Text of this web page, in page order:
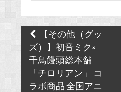
Post
navigation
【その他（グッ
ズ）】初音ミク×
千鳥饅頭総本舗
「チロリアン」 コ
ラボ商品 全国アニ